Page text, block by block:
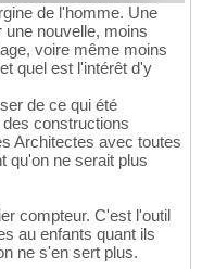
de l'homme. Une
nouvelle, moins
voire même moins
quel est l'intérêt d'y
de ce qui été
constructions
Architectes avec toutes
qu'on ne serait plus
compteur. C'est l'outil
au enfants quant ils
ne s'en sert plus.